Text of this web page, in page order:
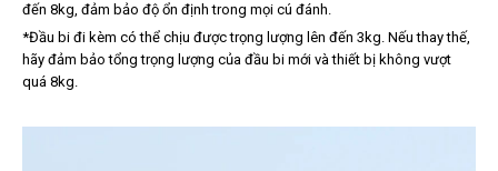
đến 8kg, đảm bảo độ ổn định trong mọi cú đánh.
*Đầu bi đi kèm có thể chịu được trọng lượng lên đến 3kg. Nếu thay thế,
hãy đảm bảo tổng trọng lượng của đầu bi mới và thiết bị không vượt
quá 8kg.